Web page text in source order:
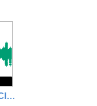
RADIOTEATRO: EMERGENCIA EN LA ESTACIÓN ESPACIAL GALLETA